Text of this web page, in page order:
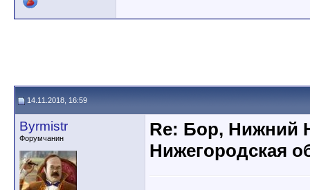
14.11.2018, 16:59
Byrmistr
Форумчанин
Re: Бор, Нижний
Нижегородская